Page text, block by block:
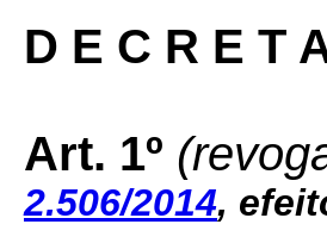
D E C R E T
Art. 1º
2.506/2014,